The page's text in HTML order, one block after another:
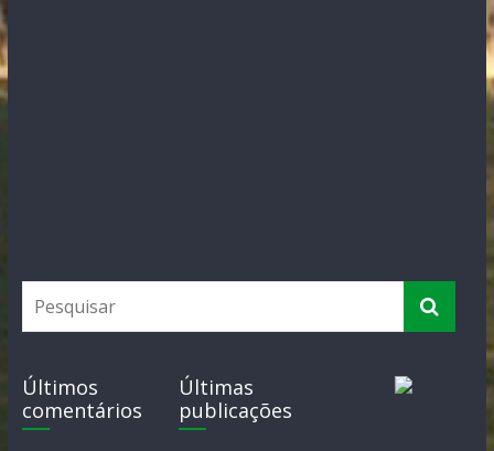
Últimos
comentários
Últimas
publicações